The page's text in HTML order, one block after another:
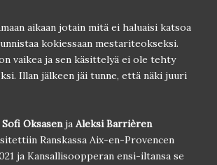
aikaan jotain mitä ei haluaisi katsoa
kokiessaan mestariteokseksi.
vaikea ja sen käsittelyä ei ole tehty
Illan jälkeen jäi tunne, että näki juuri
Sofi Oksasenja Aleksi Barrièren
Ranskassa Aix-en-Provencen
ja Kansallisoopperan ensi-iltansa se